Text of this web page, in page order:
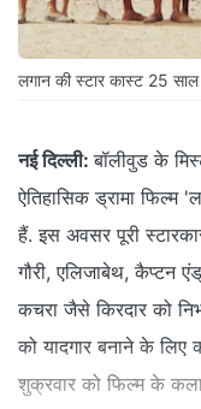
लगान की स्टार कास्ट 25 साल
नई दिल्ली: बॉलीवुड के
ऐतिहासिक ड्रामा
हैं. इस अवसर पूरी
गौरी, एलिजाबेथ, कैप्टन
कचरा जैसे किरदार को
को यादगार बनाने के लिए
शुक्रवार को फिल्म के